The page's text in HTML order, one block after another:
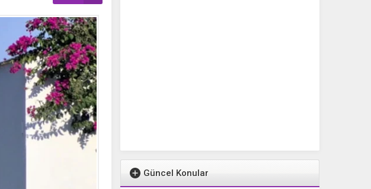
Güncel Konular